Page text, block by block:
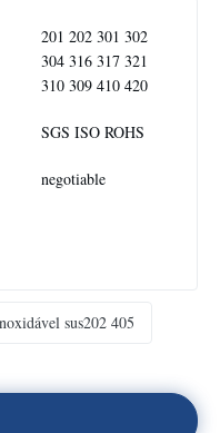
201 202 301 302
304 316 317 321
310 309 410 420
SGS ISO ROHS
negotiable
sus202 405